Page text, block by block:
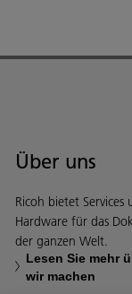
Über uns
Ricoh bietet
Hardware für das
der ganzen Welt.
Lesen Sie mehr
wir machen